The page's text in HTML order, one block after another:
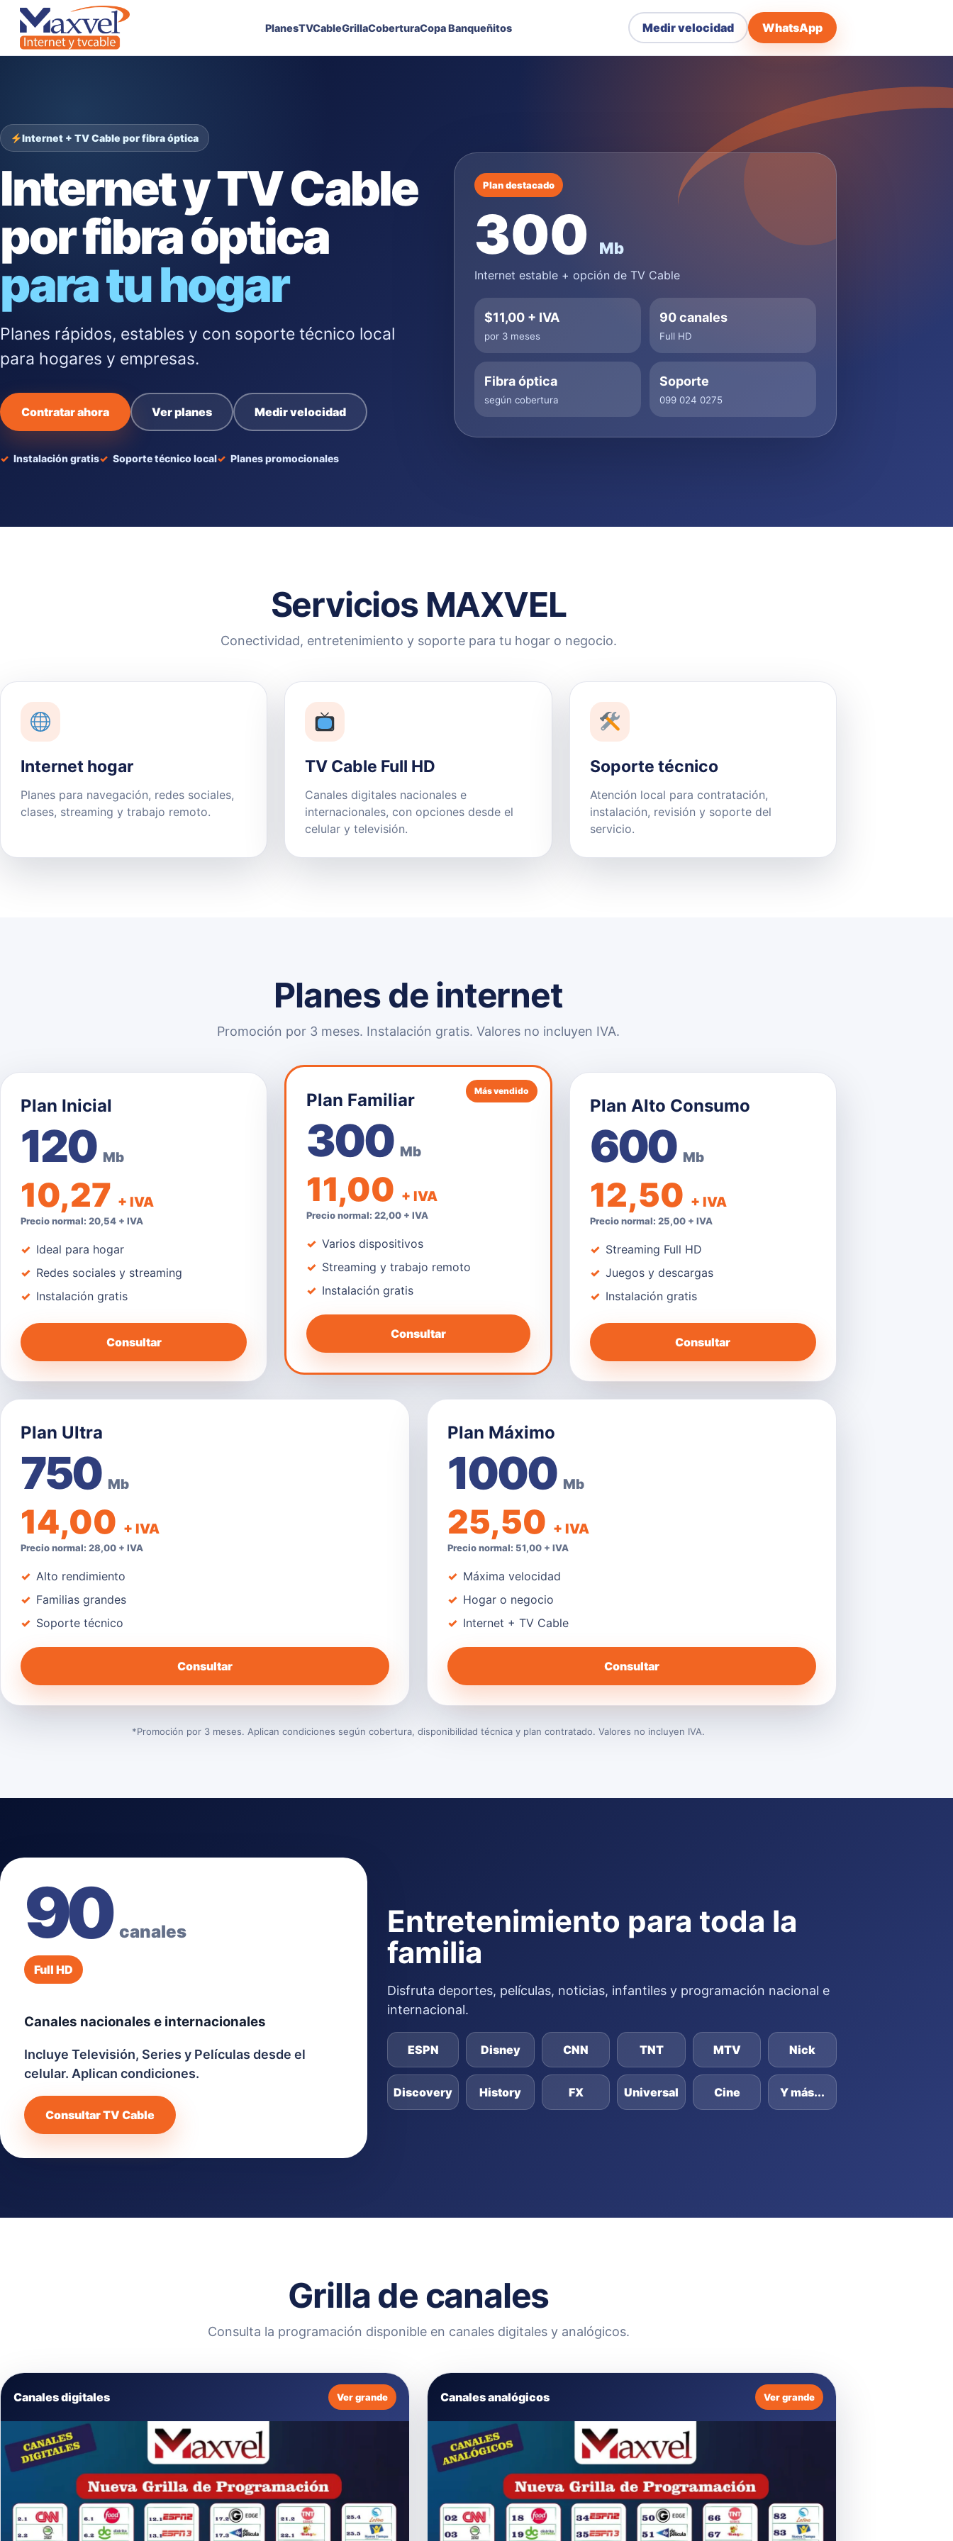
PlanesTVCableGrillaCoberturaCopa Banqueñitos Medir velocidad WhatsApp
Internet + TV Cable por fibra óptica
Internet y TV Cable
por fibra óptica
para tu hogar
Planes rápidos, estables y con soporte técnico local
para hogares y empresas.
Contratar ahora Ver planes Medir velocidad
Instalación gratis Soporte técnico local Planes promocionales
Plan destacado
300 Mb
Internet estable + opción de TV Cable
$11,00 + IVA
por 3 meses
90 canales
Full HD
Fibra óptica
según cobertura
Soporte
099 024 0275
Servicios MAXVEL
Conectividad, entretenimiento y soporte para tu hogar o negocio.
Internet hogar
Planes para navegación, redes sociales,
clases, streaming y trabajo remoto.
TV Cable Full HD
Canales digitales nacionales e
internacionales, con opciones desde el
celular y televisión.
Soporte técnico
Atención local para contratación,
instalación, revisión y soporte del
servicio.
Planes de internet
Promoción por 3 meses. Instalación gratis. Valores no incluyen IVA.
Plan Inicial
120 Mb
10,27 + IVA
Precio normal: 20,54 + IVA
Ideal para hogar
Redes sociales y streaming
Instalación gratis
Consultar
Más vendido
Plan Familiar
300 Mb
11,00 + IVA
Precio normal: 22,00 + IVA
Varios dispositivos
Streaming y trabajo remoto
Instalación gratis
Consultar
Plan Alto Consumo
600 Mb
12,50 + IVA
Precio normal: 25,00 + IVA
Streaming Full HD
Juegos y descargas
Instalación gratis
Consultar
Plan Ultra
750 Mb
14,00 + IVA
Precio normal: 28,00 + IVA
Alto rendimiento
Familias grandes
Soporte técnico
Consultar
Plan Máximo
1000 Mb
25,50 + IVA
Precio normal: 51,00 + IVA
Máxima velocidad
Hogar o negocio
Internet + TV Cable
Consultar
*Promoción por 3 meses. Aplican condiciones según cobertura, disponibilidad técnica y plan contratado. Valores no incluyen IVA.
90canales
Full HD
Canales nacionales e internacionales
Incluye Televisión, Series y Películas desde el
celular. Aplican condiciones.
Consultar TV Cable
Entretenimiento para toda la
familia
Disfruta deportes, películas, noticias, infantiles y programación nacional e
internacional.
ESPN Disney CNN TNT MTV Nick
Discovery History FX Universal Cine Y más...
Grilla de canales
Consulta la programación disponible en canales digitales y analógicos.
Canales digitales Ver grande Canales analógicos Ver grande